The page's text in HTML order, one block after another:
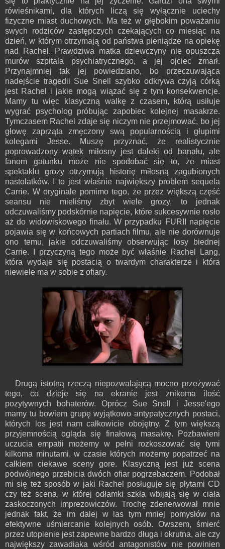
rówieśnikami, dla których liczą się wyłącznie uciechy
fizyczne miast duchowych. Ma też w głębokim poważaniu
swych rodziców zastępczych czekających co miesiąc na
dzień, w którym otrzymają od państwa pieniądze na opiekę
nad Rachel. Prawdziwa matka dziewczyny nie opuszcza
murów szpitala psychiatrycznego, a jej ojciec zmarł.
Przynajmniej tak jej powiedziano, bo przeczuwająca
nadejście tragedii Sue Snell szybko odkrywa czyją córką
jest Rachel i jakie mogą wiązać się z tym konsekwencje.
Mamy tu więc klasyczną walkę z czasem, którą usiłuje
wygrać psycholog próbując zapobiec kolejnej masakrze.
Tymczasem Rachel zdaje się niczym nie przejmować, bo jej
głowę zaprząta zmęczony swą popularnością i głupimi
kolegami Jesse. Muszę przyznać, że realistycznie
poprowadzony wątek miłosny jest daleki od banału, ale
fanom gatunku może nie spodobać się to, że miast
spektaklu grozy otrzymują historię miłosną zagubionych
nastolatków. I to jest właśnie największy problem sequela
Carrie. W oryginale pomimo tego, że przez większą część
seansu nie mieliśmy zbyt wiele grozy, to jednak
odczuwaliśmy podskórnie napięcie, które sukcesywnie rosło
aż do widowiskowego finału. W przypadku FURII napięcie
pojawia się w końcowych partiach filmu, ale nie dorównuje
ono temu, jakie odczuwaliśmy obserwując losy biednej
Carrie. I przyczyną tego może być właśnie Rachel Lang,
która wydaje się postacią o twardym charakterze i która
niewiele ma w sobie z ofiary.
Drugą istotną rzeczą niepozwalającą mocno przeżywać
tego, co dzieje się na ekranie jest znikoma ilość
pozytywnych bohaterów. Oprócz Sue Snell i Jesse'ego
mamy tu bowiem grupę wyjątkowo antypatycznych postaci,
których los jest nam całkowicie obojętny. Z tym większą
przyjemnością ogląda się finałową masakrę. Pozbawieni
uczucia empatii możemy w pełni rozkoszować się tymi
kilkoma minutami, w czasie których możemy popatrzeć na
całkiem ciekawe sceny gore. Klasyczną jest już scena
podwójnego przebicia dwóch ofiar pogrzebaczem. Podobał
mi się też sposób w jaki Rachel posługuje się płytami CD
czy też scena, w której odłamki szkła wbijają się w ciała
zaskoczonych imprezowiczów. Trochę zdenerwował mnie
jednak fakt, że im dalej w las tym mniej pomysłów na
efektywne uśmiercanie kolejnych osób. Owszem, śmierć
przez utopienie jest zapewne bardzo długa i okrutna, ale czy
największy zawadiaka wśród antagonistów nie powinien